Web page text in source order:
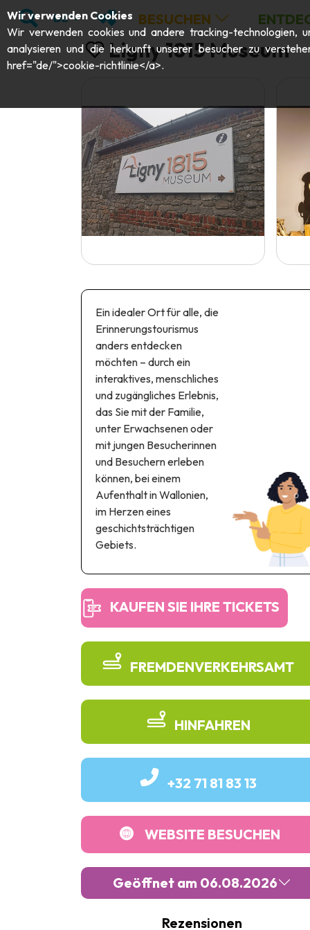
SUCHEN
DE MEINE FAVORITEN
BESUCHEN
Ligny 1815 Museum
Ein idealer Ort für alle, die
Erinnerungstourismus
anders entdecken
möchten – durch ein
interaktives, menschliches
und zugängliches Erlebnis,
das Sie mit der Familie,
unter Erwachsenen oder
mit jungen Besucherinnen
und Besuchern erleben
können, bei einem
Aufenthalt in Wallonien,
im Herzen eines
geschichtsträchtigen
Gebiets.
KAUFEN SIE IHRE TICKETS
FREMDENVERKEHRSAMT
HINFAHREN
+32 71 81 83 13
WEBSITE BESUCHEN
Geöffnet am 06.08.2026
Geschlossen
Rezensionen
Wir verwenden Cookies
Wir verwenden cookies und andere tracking-technologien,
analysieren und die herkunft unserer besucher zu
href="de/">cookie-richtlinie</a>.